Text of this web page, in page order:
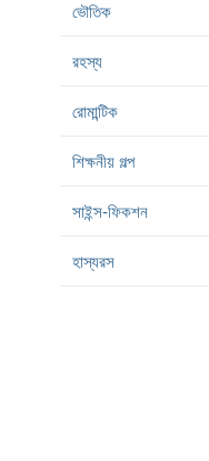
ভৌতিক
রহস্য
রোমান্টিক
শিক্ষনীয় গল্প
সাইন্স-ফিকশন
হাস্যরস